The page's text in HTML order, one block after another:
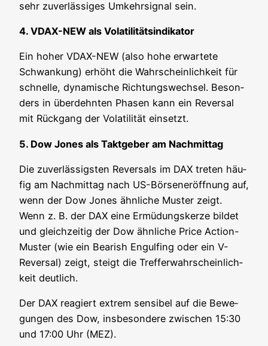
sehr zuver­läs­si­ges Umkehr­si­gnal sein.
4. VDAX-NEW als Volatilitätsindikator
Ein hoher VDAX-NEW (also hohe erwar­te­te
Schwan­kung) erhöht die Wahr­schein­lich­keit für
schnel­le, dyna­mi­sche Rich­tungs­wech­sel. Beson­
ders in über­dehn­ten Pha­sen kann ein Rever­sal
mit Rück­gang der Vola­ti­li­tät einsetzt.
5. Dow Jones als Takt­ge­ber am Nachmittag
Die zuver­läs­sigs­ten Rever­sals im DAX tre­ten häu­
fig am Nach­mit­tag nach US-Bör­sener­öff­nung auf,
wenn der Dow Jones ähn­li­che Mus­ter zeigt.
Wenn z. B. der DAX eine Ermü­dungs­ker­ze bil­det
und gleich­zei­tig der Dow ähn­li­che Pri­ce Action-
Mus­ter (wie ein Bea­rish Engul­fing oder ein V-
Rever­sal) zeigt, steigt die Tref­fer­wahr­schein­lich­
keit deutlich.
Der DAX reagiert extrem sen­si­bel auf die Bewe­
gun­gen des Dow, ins­be­son­de­re zwi­schen 15:30
und 17:00 Uhr (MEZ).